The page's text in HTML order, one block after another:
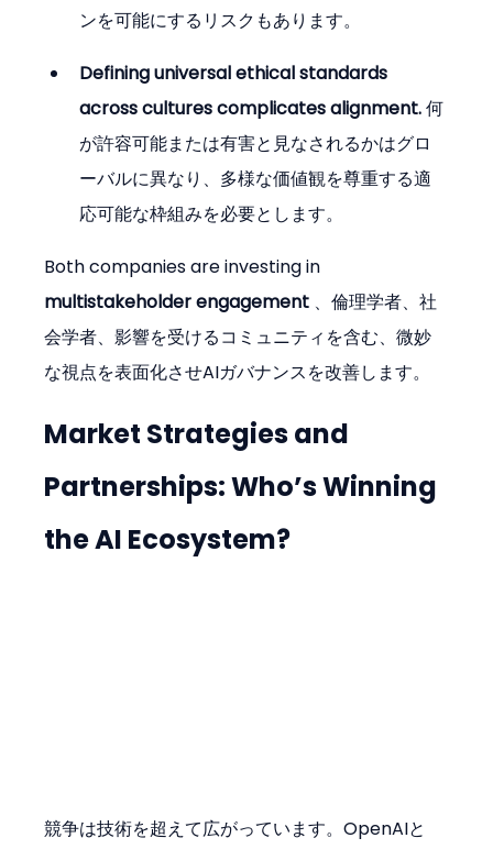
ンを可能にするリスクもあります。
Defining universal ethical standards
across cultures complicates alignment. 何
が許容可能または有害と見なされるかはグロ
ーバルに異なり、多様な価値観を尊重する適
応可能な枠組みを必要とします。
Both companies are investing in
multistakeholder engagement 、倫理学者、社
会学者、影響を受けるコミュニティを含む、微妙
な視点を表面化させAIガバナンスを改善します。
Market Strategies and
Partnerships: Who’s Winning
the AI Ecosystem?
競争は技術を超えて広がっています。OpenAIと